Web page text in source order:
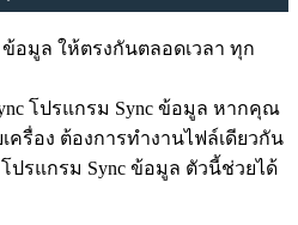
โปรแกรม Sync ข้อมูล หากคุณ
รื่อง ต้องการทำงานไฟล์เดียวกัน
ปรแกรม Sync ข้อมูล ตัวนี้ช่วยได้